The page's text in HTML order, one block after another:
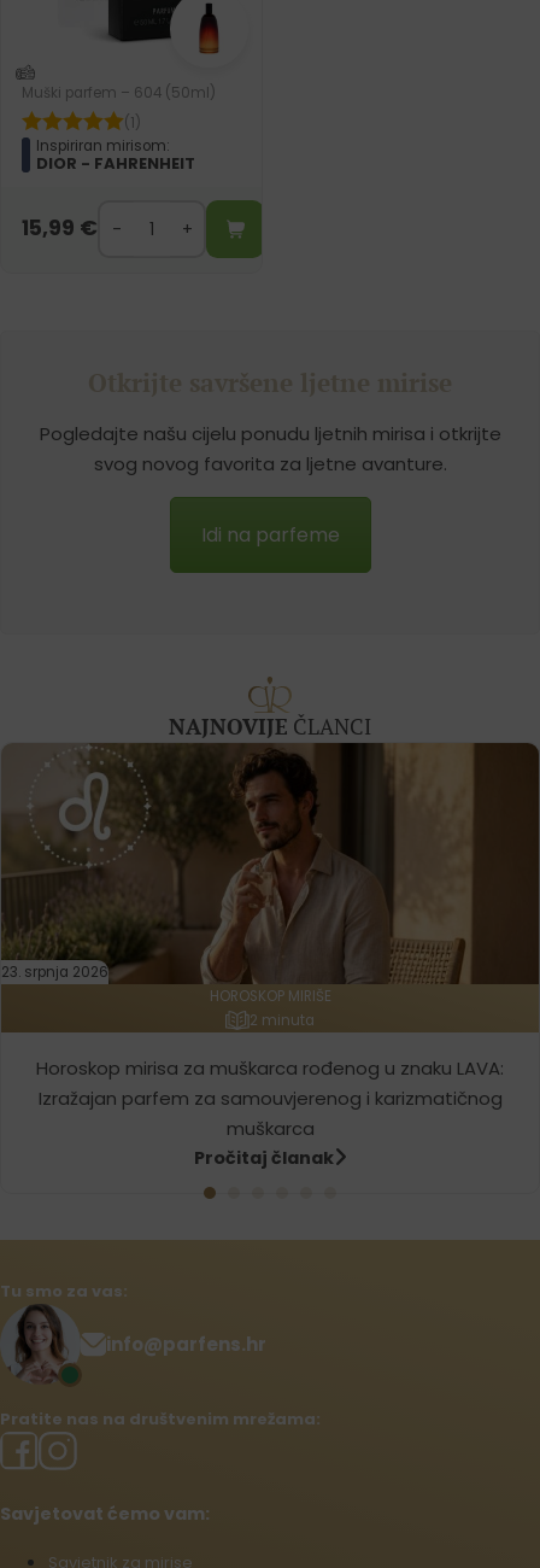
Muški parfem – 604 (50ml)
(1)
Inspiriran mirisom:
DIOR - FAHRENHEIT
15,99 €
Pogledajte našu cijelu ponudu ljetnih mirisa i otkrijte
svog novog favorita za ljetne avanture.
Idi na parfeme
NAJNOVIJE ČLANCI
23. srpnja 2026
HOROSKOP MIRIŠE
2 minuta
Horoskop mirisa za muškarca rođenog u znaku LAVA:
Izražajan parfem za samouvjerenog i karizmatičnog
muškarca
Pročitaj članak
Tu smo za vas:
info@parfens.hr
Pratite nas na društvenim mrežama:
Savjetovat ćemo vam:
Savjetnik za mirise